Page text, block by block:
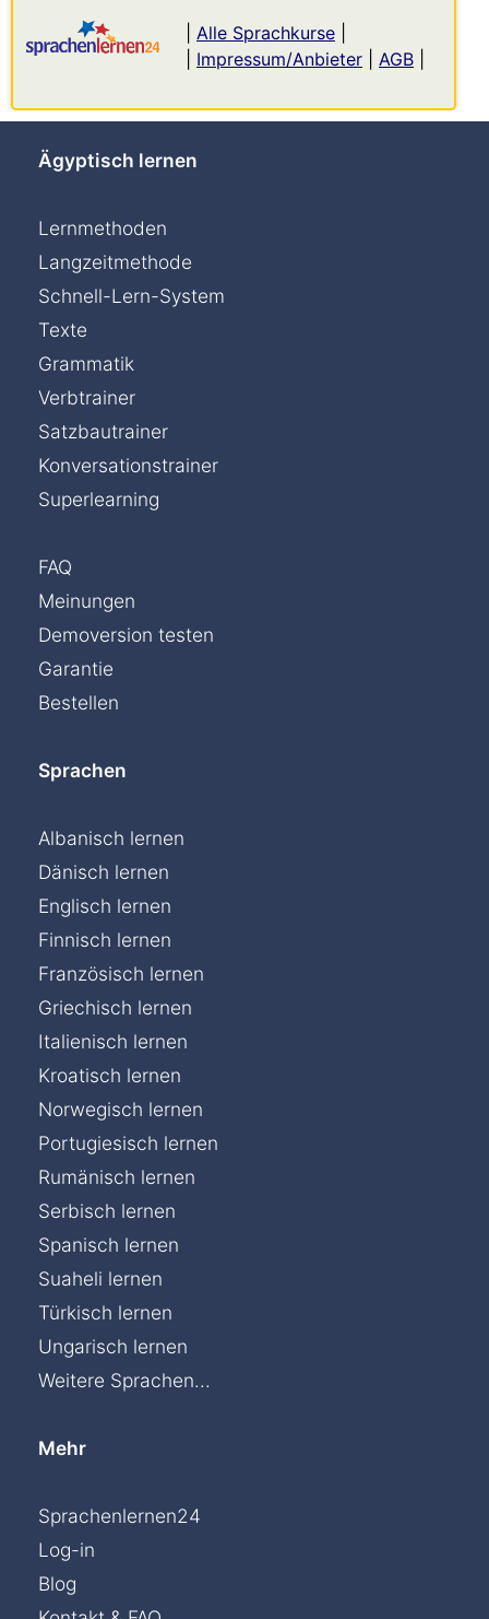
Alle Sprachkurse
Impressum/Anbieter AGB
Ägyptisch lernen
Lernmethoden
Langzeitmethode
Schnell-Lern-System
Texte
Grammatik
Verbtrainer
Satzbautrainer
Konversationstrainer
Superlearning
FAQ
Meinungen
Demoversion testen
Garantie
Bestellen
Sprachen
Albanisch lernen
Dänisch lernen
Englisch lernen
Finnisch lernen
Französisch lernen
Griechisch lernen
Italienisch lernen
Kroatisch lernen
Norwegisch lernen
Portugiesisch lernen
Rumänisch lernen
Serbisch lernen
Spanisch lernen
Suaheli lernen
Türkisch lernen
Ungarisch lernen
Weitere Sprachen...
Mehr
Sprachenlernen24
Log-in
Blog